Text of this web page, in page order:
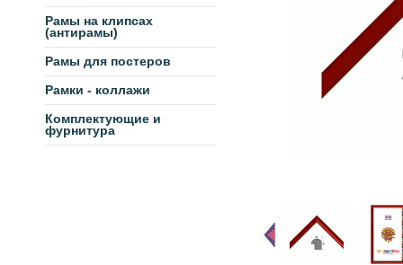
Рамы на клипсах
(антирамы)
Рамы для постеров
Рамки - коллажи
Комплектующие и
фурнитура